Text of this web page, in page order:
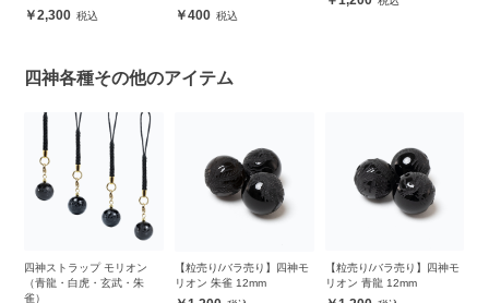
2,300 400
四神各種その他のアイテム
四神ストラップ モリオン
（青龍・白虎・玄武・朱
雀）
【粒売り/バラ売り】四神モ
リオン 朱雀 12mm
【粒売り/バラ売り】四神モ
リオン 青龍 12mm